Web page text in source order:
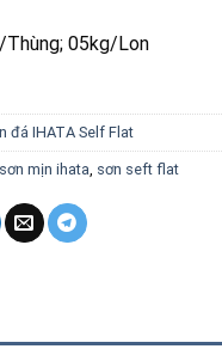
05kg/Lon
đá IHATA Self Flat
sơn mịn ihata, sơn seft flat